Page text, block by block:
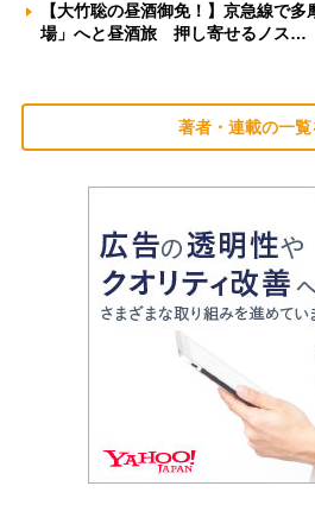
【大竹聡の昼酒御免！】京急線で
場」へと昼酒旅 押し寄せるノス…
著者・連載の一覧